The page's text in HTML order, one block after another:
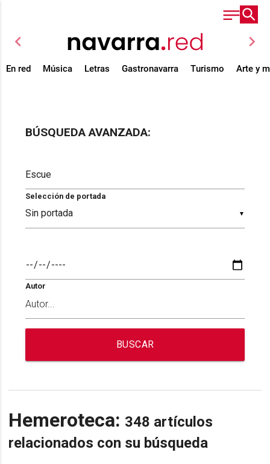
chevron_left chevron_right
En red Música Letras Gastronavarra Turismo Arte y
BÚSQUEDA AVANZADA:
▼
Selección de portada
Autor
BUSCAR
Hemeroteca: 348 artículos
relacionados con su búsqueda